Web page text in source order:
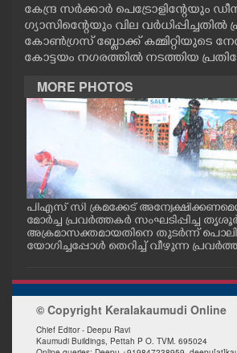
CASE DIARY
CINEMA
OPINION
LIFESTYLE
SPIRITUAL
INFO+
ART
കേന്ദ്ര സർക്കാർ പെട്രോളിന്റേയും
ഗ്യാസിന്റെേയും വില വർധിപ്പിച്ചതിൽ
കോൺഗ്രസ്‌ ബ്ലോക്ക്‌ കമ്മിറ്റിയുടെ
കോട്ടയം നഗരത്തിൽ നടത്തിയ
MORE PHOTOS
പിഎസ് സി ക്രമക്കേട്
മോർച്ച പ്രവർത്തകർ സംഘടിപ്പിച്ച തൃശൂർ
അക്രമാസക്തമായതിനെ തുടർന്ന്
യോഗിച്ചപ്പോൾ തെറിച്ച് വീഴുന്ന
© Copyright Keralakaumudi Online
Chief Editor - Deepu Ravi
Kaumudi Buildings, Pettah P O. TVM. 695024